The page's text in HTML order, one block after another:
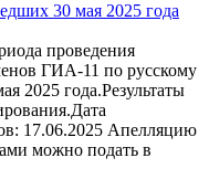
30 мая 2025 года
проведения
ГИА-11 по русскому
2025 года.Результаты
17.06.2025 Апелляцию
можно подать в